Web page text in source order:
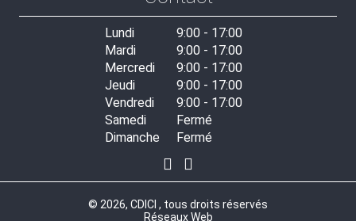
Lundi
9:00 - 17:00
Mardi
9:00 - 17:00
Mercredi
9:00 - 17:00
Jeudi
9:00 - 17:00
Vendredi
9:00 - 17:00
Samedi
Fermé
Dimanche
Fermé
© 2026, CDICI , tous droits réservés
Réseaux Web